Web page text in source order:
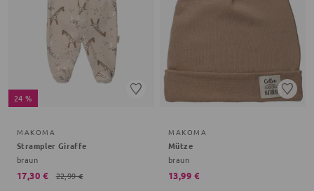
24 %
MAKOMA
Strampler Giraffe
braun
17,30 € 22,99 €
MAKOMA
Mütze
braun
13,99 €